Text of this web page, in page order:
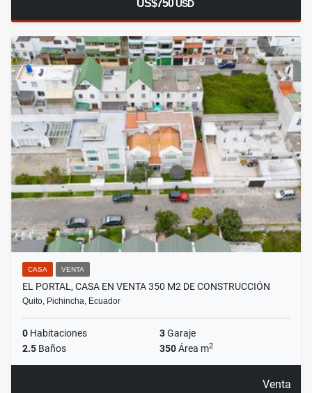
US$750USD
CASA VENTA
EL PORTAL, CASA EN VENTA 350 M2 DE CONSTRUCCIÓN
Quito, Pichincha, Ecuador
0 Habitaciones 3Garaje
2.5 Baños 350Área m2
Venta